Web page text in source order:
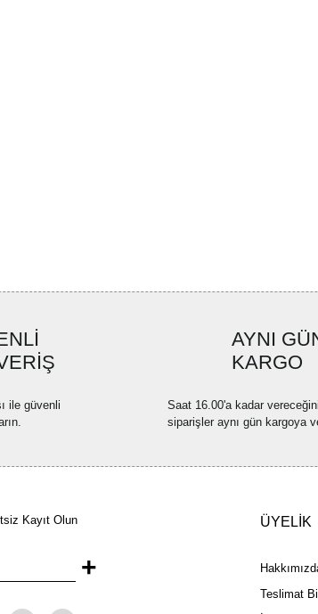
ile güvenli
AYNI
KARGO
Saat 16.00'a kadar
siparişler aynı gün kargoya
Kayıt Olun
+
ÜYELİK
Teslimat